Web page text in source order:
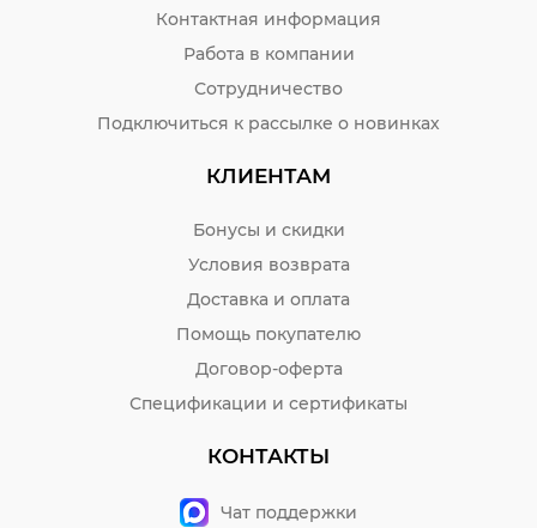
Контактная информация
Работа в компании
Сотрудничество
Подключиться к рассылке о новинках
КЛИЕНТАМ
Бонусы и скидки
Условия возврата
Доставка и оплата
Помощь покупателю
Договор-оферта
Спецификации и сертификаты
КОНТАКТЫ
Чат поддержки